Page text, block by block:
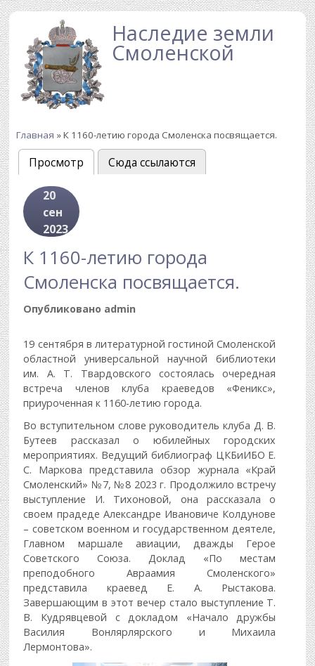
Перейти к основному содержаниюНаследие земли
Смоленской
Вы здесь
Главная » К 1160-летию города Смоленска посвящается.
Главные вкладки
Просмотр (активная вкладка)
Сюда ссылаются
20
сен
2023
К 1160-летию города
Смоленска посвящается.
Опубликовано admin
19 сентября в литературной гостиной Смоленской
областной универсальной научной библиотеки
им. А. Т. Твардовского состоялась очередная
встреча членов клуба краеведов «Феникс»,
приуроченная к 1160-летию города.
Во вступительном слове руководитель клуба Д. В.
Бутеев рассказал о юбилейных городских
мероприятиях. Ведущий библиограф ЦКБиИБО Е.
С. Маркова представила обзор журнала «Край
Смоленский» №7, №8 2023 г. Продолжило встречу
выступление И. Тихоновой, она рассказала о
своем прадеде Александре Ивановиче Колдунове
– советском военном и государственном деятеле,
Главном маршале авиации, дважды Герое
Советского Союза. Доклад «По местам
преподобного Авраамия Смоленского»
представила краевед Е. А. Рыстакова.
Завершающим в этот вечер стало выступление Т.
В. Кудрявцевой с докладом «Начало дружбы
Василия Вонлярлярского и Михаила
Лермонтова».